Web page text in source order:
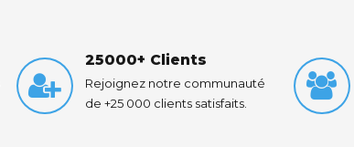
25000+ Clients
Rejoignez notre communauté
de +25 000 clients satisfaits.